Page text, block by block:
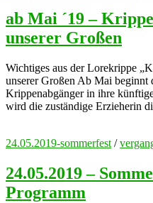
ab Mai ´19 –
unserer Großen
Wichtiges aus der Lorekrippe
unserer Großen Ab Mai beginnt
Krippenabgänger in ihre
wird die zuständige Erzieherin
24.05.2019-sommerfest /
24.05.2019 –
Programm